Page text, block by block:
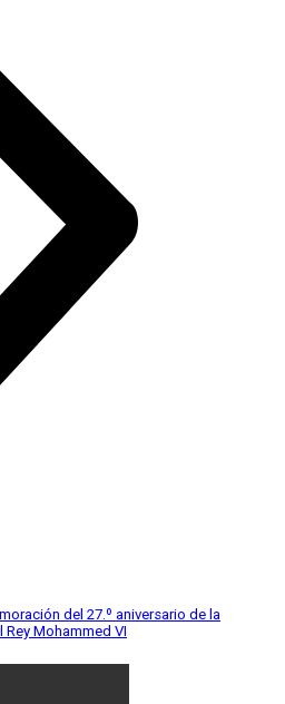
del 27.º aniversario de la
Mohammed VI